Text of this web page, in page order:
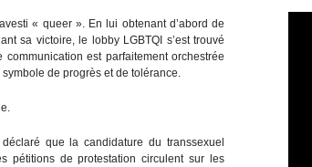
« queer ». En lui obtenant d’abord de
sa victoire, le lobby LGBTQI s’est trouvé
est parfaitement orchestrée
de progrès et de tolérance.
que la candidature du transsexuel
pétitions de protestation circulent sur les